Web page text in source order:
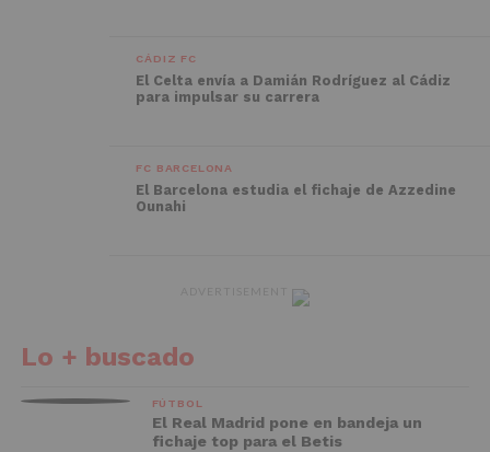
CÁDIZ FC
El Celta envía a Damián Rodríguez al Cádiz
para impulsar su carrera
FC BARCELONA
El Barcelona estudia el fichaje de Azzedine
Ounahi
Lo + buscado
FÚTBOL
El Real Madrid pone en bandeja un
fichaje top para el Betis